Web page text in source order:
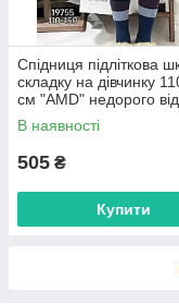
Спідниця підліткова
складку на дівчинку
см "AMD" недорого від
прямого постачальника
В наявності
505 ₴
Купити